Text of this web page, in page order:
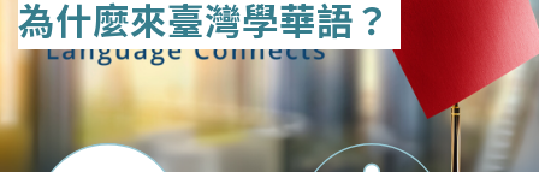
為什麼來臺灣學華語？